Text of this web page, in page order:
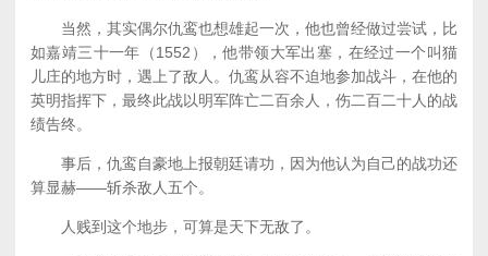
当然，其实偶尔仇鸾也想雄起一次，他也曾经做过尝试，比
如嘉靖三十一年（1552），他带领大军出塞，在经过一个叫猫
儿庄的地方时，遇上了敌人。仇鸾从容不迫地参加战斗，在他的
英明指挥下，最终此战以明军阵亡二百余人，伤二百二十人的战
绩告终。
事后，仇鸾自豪地上报朝廷请功，因为他认为自己的战功还
算显赫——斩杀敌人五个。
人贱到这个地步，可算是天下无敌了。